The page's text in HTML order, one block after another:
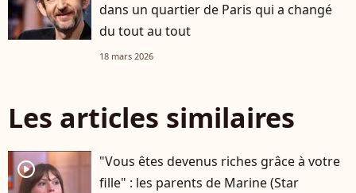
dans un quartier de Paris qui a changé
du tout au tout
18 mars 2026
Les articles similaires
player2
"Vous êtes devenus riches grâce à votre
fille" : les parents de Marine (Star